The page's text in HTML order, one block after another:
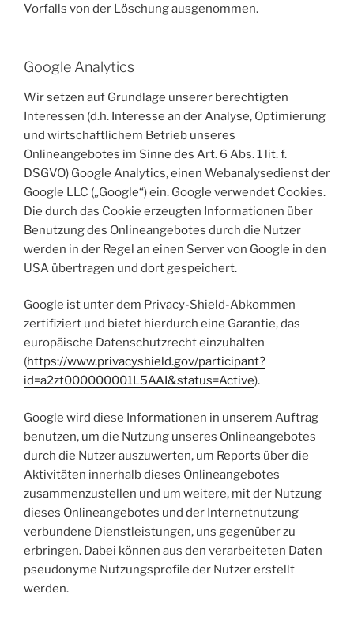
Vorfalls von der Löschung ausgenommen.
Google Analytics
Wir setzen auf Grundlage unserer berechtigten
Interessen (d.h. Interesse an der Analyse, Optimierung
und wirtschaftlichem Betrieb unseres
Onlineangebotes im Sinne des Art. 6 Abs. 1 lit. f.
DSGVO) Google Analytics, einen Webanalysedienst der
Google LLC („Google“) ein. Google verwendet Cookies.
Die durch das Cookie erzeugten Informationen über
Benutzung des Onlineangebotes durch die Nutzer
werden in der Regel an einen Server von Google in den
USA übertragen und dort gespeichert.
Google ist unter dem Privacy-Shield-Abkommen
zertifiziert und bietet hierdurch eine Garantie, das
europäische Datenschutzrecht einzuhalten
(https://www.privacyshield.gov/participant?
id=a2zt000000001L5AAI&status=Active).
Google wird diese Informationen in unserem Auftrag
benutzen, um die Nutzung unseres Onlineangebotes
durch die Nutzer auszuwerten, um Reports über die
Aktivitäten innerhalb dieses Onlineangebotes
zusammenzustellen und um weitere, mit der Nutzung
dieses Onlineangebotes und der Internetnutzung
verbundene Dienstleistungen, uns gegenüber zu
erbringen. Dabei können aus den verarbeiteten Daten
pseudonyme Nutzungsprofile der Nutzer erstellt
werden.